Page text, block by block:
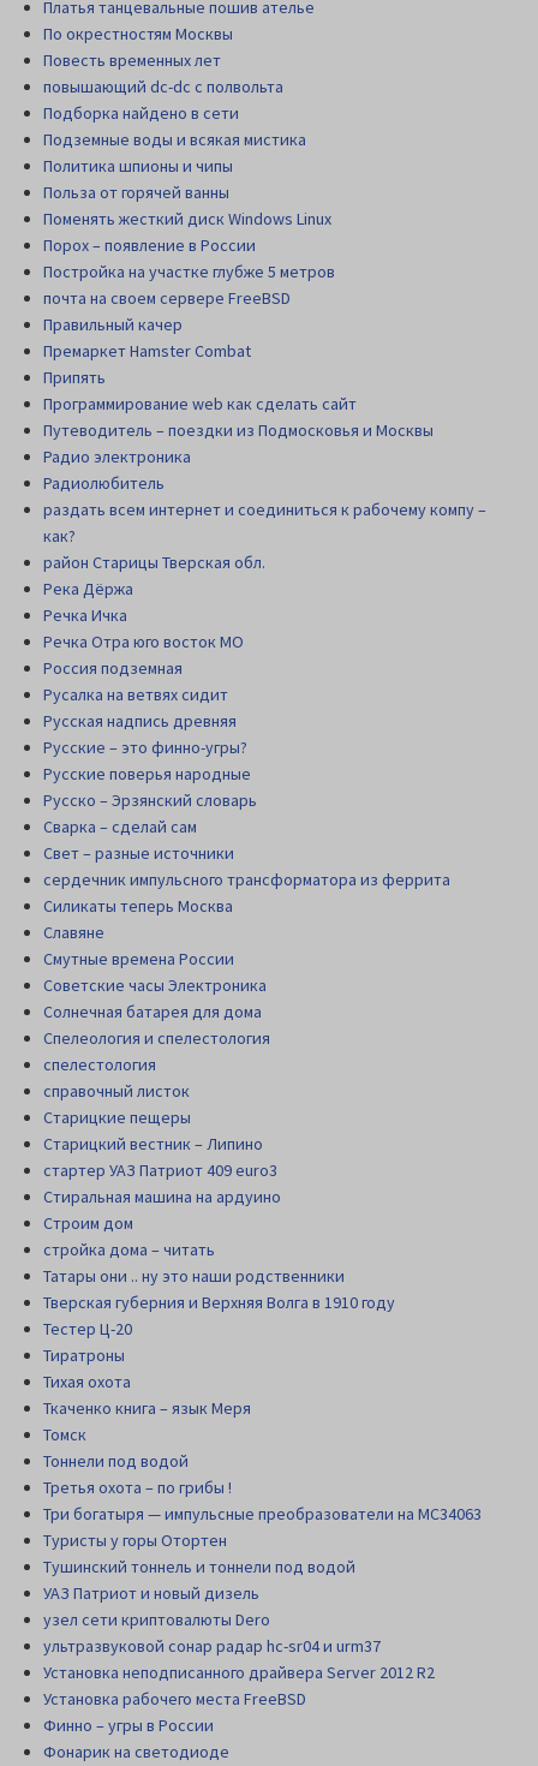
Платья танцевальные пошив ателье
По окрестностям Москвы
Повесть временных лет
повышающий dc-dc с полвольта
Подборка найдено в сети
Подземные воды и всякая мистика
Политика шпионы и чипы
Польза от горячей ванны
Поменять жесткий диск Windows Linux
Порох – появление в России
Постройка на участке глубже 5 метров
почта на своем сервере FreeBSD
Правильный качер
Премаркет Hamster Combat
Припять
Программирование web как сделать сайт
Путеводитель – поездки из Подмосковья и Москвы
Радио электроника
Радиолюбитель
раздать всем интернет и соединиться к рабочему компу –
как?
район Старицы Тверская обл.
Река Дёржа
Речка Ичка
Речка Отра юго восток МО
Россия подземная
Русалка на ветвях сидит
Русская надпись древняя
Русские – это финно-угры?
Русские поверья народные
Русско – Эрзянский словарь
Сварка – сделай сам
Свет – разные источники
сердечник импульсного трансформатора из феррита
Силикаты теперь Москва
Славяне
Смутные времена России
Советские часы Электроника
Солнечная батарея для дома
Спелеология и спелестология
спелестология
справочный листок
Старицкие пещеры
Старицкий вестник – Липино
стартер УАЗ Патриот 409 euro3
Стиральная машина на ардуино
Строим дом
стройка дома – читать
Татары они .. ну это наши родственники
Тверская губерния и Верхняя Волга в 1910 году
Тестер Ц-20
Тиратроны
Тихая охота
Ткаченко книга – язык Меря
Томск
Тоннели под водой
Третья охота – по грибы !
Три богатыря — импульсные преобразователи на MC34063
Туристы у горы Отортен
Тушинский тоннель и тоннели под водой
УАЗ Патриот и новый дизель
узел сети криптовалюты Dero
ультразвуковой сонар радар hc-sr04 и urm37
Установка неподписанного драйвера Server 2012 R2
Установка рабочего места FreeBSD
Финно – угры в России
Фонарик на светодиоде